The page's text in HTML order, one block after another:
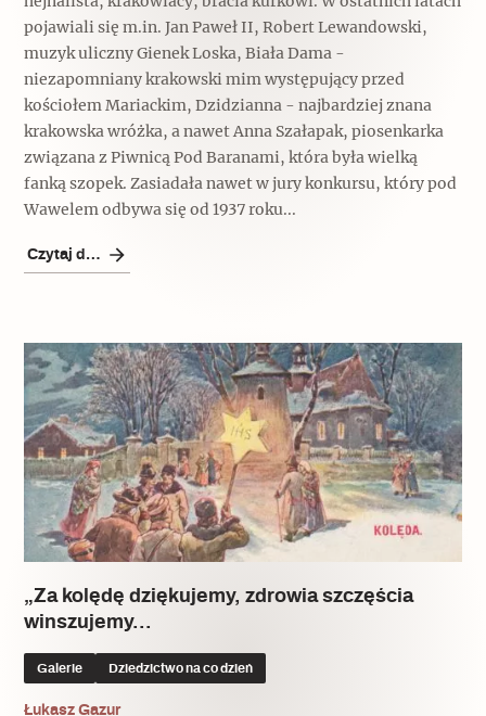
pojawiali się m.in. Jan Paweł II, Robert Lewandowski,
muzyk uliczny Gienek Loska, Biała Dama -
niezapomniany krakowski mim występujący przed
kościołem Mariackim, Dzidzianna - najbardziej znana
krakowska wróżka, a nawet Anna Szałapak, piosenkarka
związana z Piwnicą Pod Baranami, która była wielką
fanką szopek. Zasiadała nawet w jury konkursu, który pod
Wawelem odbywa się od 1937 roku...
Czytaj dalej
„Za kolędę dziękujemy, zdrowia szczęścia
winszujemy…
Galerie Dziedzictwo na co dzień
Łukasz Gazur